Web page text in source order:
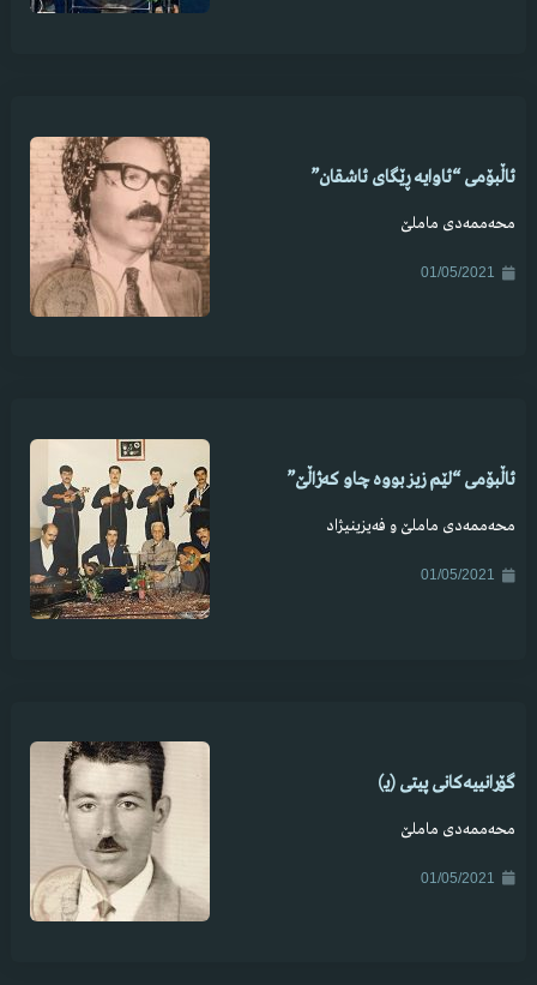
ئاڵبۆمی “ئاوایە ڕێگای ئاشقان”
محەممەدی ماملێ
01/05/2021
ئاڵبۆمی “لێم زیز بووە چاو کەژاڵێ”
محەممەدی ماملێ و فەیزینیژاد
01/05/2021
گۆرانییەکانی پیتی (یـ)
محەممەدی ماملێ
01/05/2021